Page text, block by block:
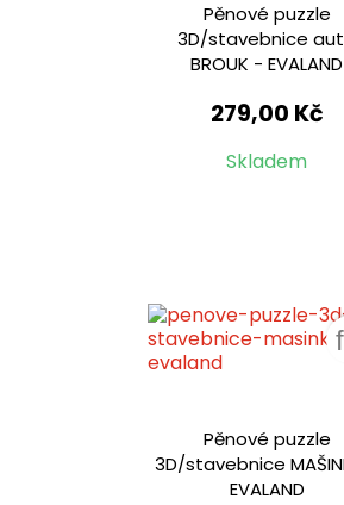
Pěnové puzzle
3D/stavebnice
BROUK - EVALAND
279,00 Kč
Skladem
Pěnové puzzle
3D/stavebnice
EVALAND